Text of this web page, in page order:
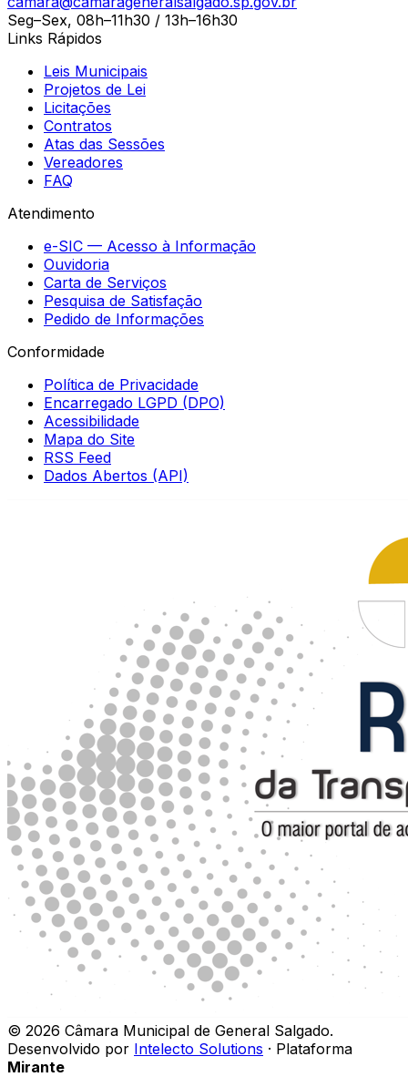
Seg–Sex, 08h–11h30 / 13h–16h30
Links Rápidos
Leis Municipais
Projetos de Lei
Licitações
Contratos
Atas das Sessões
Vereadores
FAQ
Atendimento
e-SIC — Acesso à Informação
Ouvidoria
Carta de Serviços
Pesquisa de Satisfação
Pedido de Informações
Conformidade
Política de Privacidade
Encarregado LGPD (DPO)
Acessibilidade
Mapa do Site
RSS Feed
Dados Abertos (API)
© 2026 Câmara Municipal de General Salgado.
Desenvolvido por Intelecto Solutions · Plataforma
Mirante